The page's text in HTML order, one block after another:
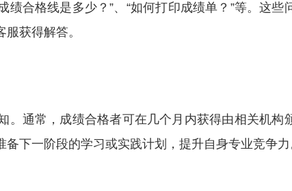
绩合格线是多少？”、“如何打印成绩单？”等。这些
获得解答。
。通常，成绩合格者可在几个月内获得由相关机构
下一阶段的学习或实践计划，提升自身专业竞争力